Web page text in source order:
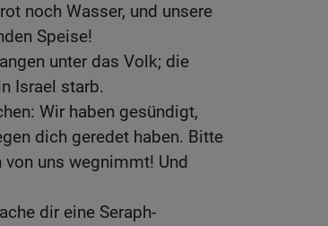
noch Wasser, und unsere
Speise!
unter das Volk; die
Israel starb.
Wir haben gesündigt,
dich geredet haben. Bitte
von uns wegnimmt! Und
dir eine Seraph-